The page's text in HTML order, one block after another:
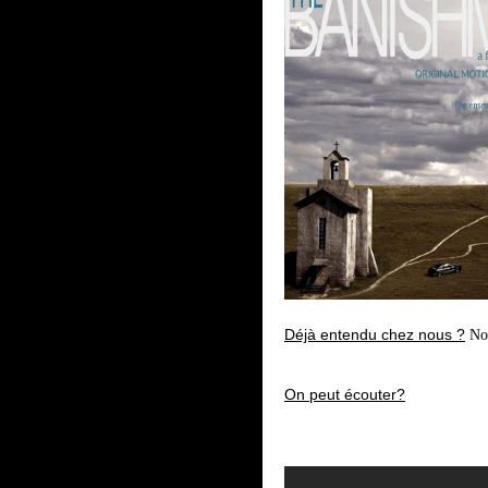
Déjà entendu chez nous ?
On peut écouter?